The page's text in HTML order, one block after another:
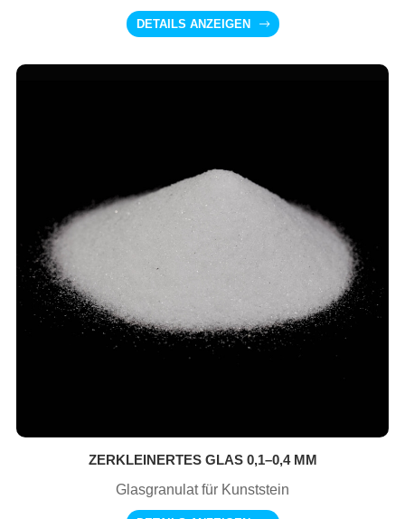
DETAILS ANZEIGEN
ZERKLEINERTES GLAS 0,1–0,4 MM
Glasgranulat für Kunststein